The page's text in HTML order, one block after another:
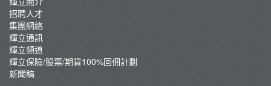
招聘人才
集團網絡
輝立通訊
輝立頻道
輝立保險/股票/期貨100%回佣計劃
新聞稿